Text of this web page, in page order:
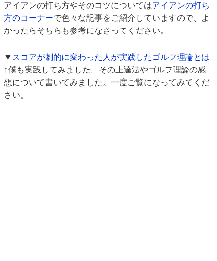
アイアンの打ち方やそのコツについてはアイアンの打ち
方のコーナーで色々な記事をご紹介していますので、よ
かったらそちらも参考になさってください。
▼ スコアが劇的に変わった人が実践したゴルフ理論とは
↑僕も実践してみました。その上達法やゴルフ理論の感
想について書いてみました。一度ご覧になってみてくだ
さい。